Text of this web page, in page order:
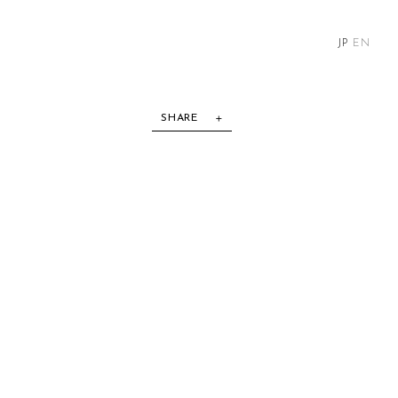
JP EN
SHARE